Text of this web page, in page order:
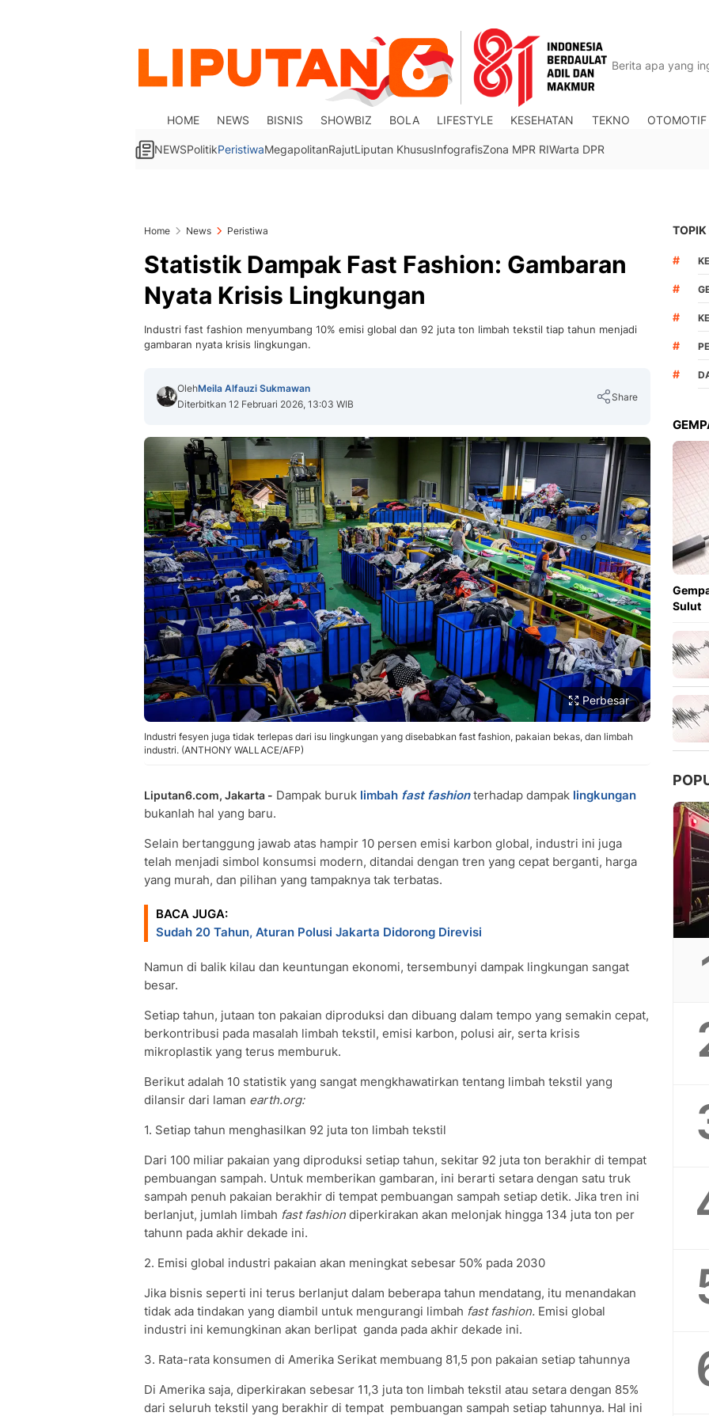
HOME NEWS BISNIS SHOWBIZ BOLA LIFESTYLE KESEHATAN TEKNO OTOMOTIF
NEWSPolitikPeristiwaMegapolitanRajutLiputan KhususInfografisZona MPR RIWarta DPR
Home News Peristiwa
Statistik Dampak Fast Fashion: Gambaran
Nyata Krisis Lingkungan
Industri fast fashion menyumbang 10% emisi global dan 92 juta ton limbah tekstil tiap tahun menjadi
gambaran nyata krisis lingkungan.
OlehMeila Alfauzi Sukmawan
Diterbitkan 12 Februari 2026, 13:03 WIB
Share
Copy Link
Perbesar
Industri fesyen juga tidak terlepas dari isu lingkungan yang disebabkan fast fashion, pakaian bekas, dan limbah
industri. (ANTHONY WALLACE/AFP)
Liputan6.com, Jakarta - Dampak buruk limbah fast fashionterhadap dampak lingkungan
bukanlah hal yang baru.
Selain bertanggung jawab atas hampir 10 persen emisi karbon global, industri ini juga
telah menjadi simbol konsumsi modern, ditandai dengan tren yang cepat berganti, harga
yang murah, dan pilihan yang tampaknya tak terbatas.
BACA JUGA:
Sudah 20 Tahun, Aturan Polusi Jakarta Didorong Direvisi
Namun di balik kilau dan keuntungan ekonomi, tersembunyi dampak lingkungan sangat
besar.
Setiap tahun, jutaan ton pakaian diproduksi dan dibuang dalam tempo yang semakin cepat,
berkontribusi pada masalah limbah tekstil, emisi karbon, polusi air, serta krisis
mikroplastik yang terus memburuk.
Berikut adalah 10 statistik yang sangat mengkhawatirkan tentang limbah tekstil yang
dilansir dari laman earth.org:
1. Setiap tahun menghasilkan 92 juta ton limbah tekstil
Dari 100 miliar pakaian yang diproduksi setiap tahun, sekitar 92 juta ton berakhir di tempat
pembuangan sampah. Untuk memberikan gambaran, ini berarti setara dengan satu truk
sampah penuh pakaian berakhir di tempat pembuangan sampah setiap detik. Jika tren ini
berlanjut, jumlah limbah fast fashion diperkirakan akan melonjak hingga 134 juta ton per
tahunn pada akhir dekade ini.
2. Emisi global industri pakaian akan meningkat sebesar 50% pada 2030
Jika bisnis seperti ini terus berlanjut dalam beberapa tahun mendatang, itu menandakan
tidak ada tindakan yang diambil untuk mengurangi limbah fast fashion. Emisi global
industri ini kemungkinan akan berlipat ganda pada akhir dekade ini.
3. Rata-rata konsumen di Amerika Serikat membuang 81,5 pon pakaian setiap tahunnya
Di Amerika saja, diperkirakan sebesar 11,3 juta ton limbah tekstil atau setara dengan 85%
dari seluruh tekstil yang berakhir di tempat pembuangan sampah setiap tahunnya. Hal ini
TOPIK
#
#
#
#
#
Sulut